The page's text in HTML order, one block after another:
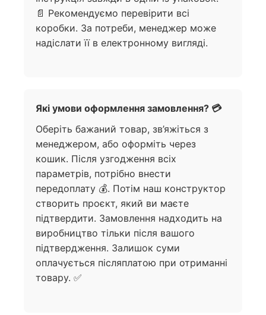
📄 Рекомендуємо перевірити всі
коробки. За потреби, менеджер може
надіслати її в електронному вигляді.
Які умови оформлення замовлення? 💳
Оберіть бажаний товар, зв’яжіться з
менеджером, або оформіть через
кошик. Після узгодження всіх
параметрів, потрібно внести
передоплату 💰. Потім наш конструктор
створить проєкт, який ви маєте
підтвердити. Замовлення надходить на
виробництво тільки після вашого
підтвердження. Залишок суми
оплачується післяплатою при отриманні
товару. ✅